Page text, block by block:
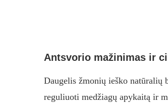
Antsvorio mažinimas ir
Daugelis žmonių ieško natūralių
reguliuoti medžiagų apykaitą ir